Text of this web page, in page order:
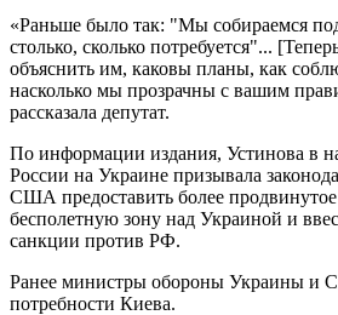
«Раньше было так: "Мы собираемся
столько, сколько потребуется"...
объяснить им, каковы планы, как
насколько мы прозрачны с вашим
рассказала депутат.
По информации издания, Устинова в
России на Украине призывала
США предоставить более продвинутое
бесполетную зону над Украиной и
санкции против РФ.
Ранее министры обороны Украины и
потребности Киева.